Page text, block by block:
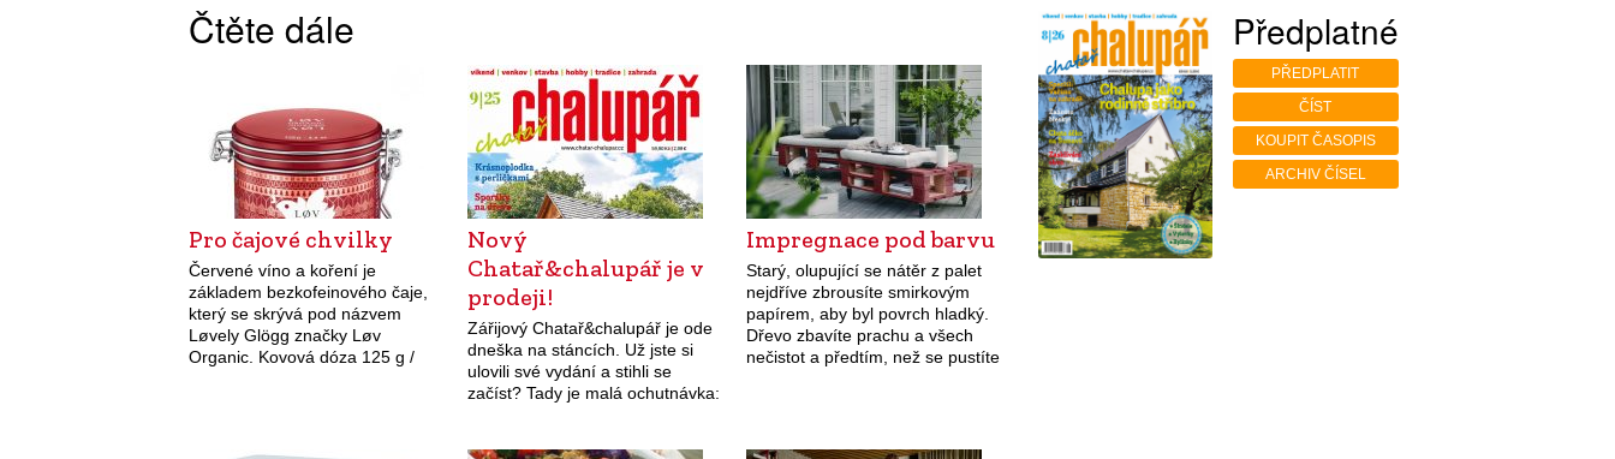
Čtěte dále
Pro čajové chvilky
Červené víno a koření je
základem bezkofeinového čaje,
který se skrývá pod názvem
Løvely Glögg značky Løv
Organic. Kovová dóza 125 g /
Nový
Chatař&chalupář je v
prodeji!
Zářijový Chatař&chalupář je ode
dneška na stáncích. Už jste si
ulovili své vydání a stihli se
začíst? Tady je malá ochutnávka:
Impregnace pod barvu
Starý, olupující se nátěr z palet
nejdříve zbrousíte smirkovým
papírem, aby byl povrch hladký.
Dřevo zbavíte prachu a všech
nečistot a předtím, než se pustíte
Předplatné
PŘEDPLATIT
ČÍST
KOUPIT ČASOPIS
ARCHIV ČÍSEL